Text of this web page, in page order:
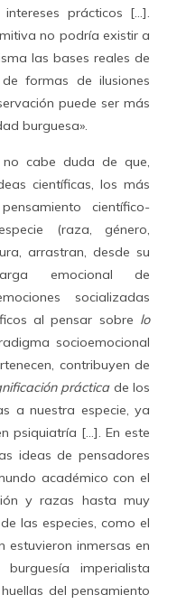
prácticos […].
no podría existir a
las bases reales de
formas de ilusiones
puede ser más
burguesa».
cabe duda de que,
científicas, los más
científico-
(raza, género,
arrastran, desde su
emocional de
socializadas
al pensar sobre lo
socioemocional
contribuyen de
práctica de los
a nuestra especie, ya
psiquiatría […]. En este
ideas de pensadores
académico con el
y razas hasta muy
las especies, como el
estuvieron inmersas en
imperialista
del pensamiento